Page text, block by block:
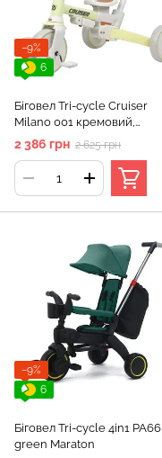
−9%
6
Біговел Tri-cycle Cruiser
Milano 001 кремовий,
Кремовий
2 386 грн 2 625 грн
−9%
6
Біговел Tri-cycle 4in1 PA66
green Maraton